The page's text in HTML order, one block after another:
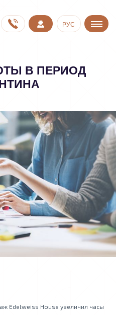
РУС
В ПЕРИОД
Edelweiss House увеличил часы